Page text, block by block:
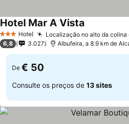
3 EstrelasHotel Localização no alto da
Hotel Mar A Vista
6,8 3.027 Albufeira, a 8.9 km de
De € 50
Consulte os preços de 13 sites